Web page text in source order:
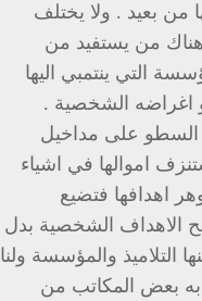
من بعيد . ولا يختلف
هناك من يستفيد من
التي ينتمبي اليها
اغراضه الشخصية .
السطو على مداخيل
اموالها في اشياء
اهدافها فتضيع
الاهداف الشخصية بدل
التلاميذ والمؤسسة ولنا
بعض المكاتب من